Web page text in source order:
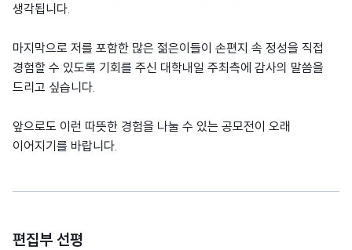
생각됩니다.
마지막으로 저를 포함한 많은 젊은이들이 손편지 속 정성을 직접
경험할 수 있도록 기회를 주신 대학내일 주최측에 감사의 말씀을
드리고 싶습니다.
앞으로도 이런 따뜻한 경험을 나눌 수 있는 공모전이 오래
이어지기를 바랍니다.
편집부 선평